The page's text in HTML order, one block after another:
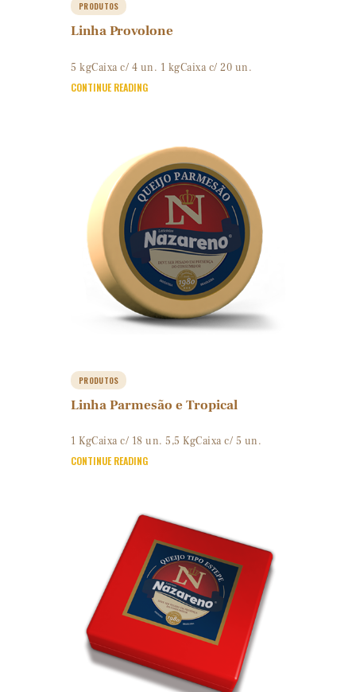
PRODUTOS
Linha Provolone
5 kgCaixa c/ 4 un. 1 kgCaixa c/ 20 un.
CONTINUE READING
PRODUTOS
Linha Parmesão e Tropical
1 KgCaixa c/ 18 un. 5,5 KgCaixa c/ 5 un.
CONTINUE READING